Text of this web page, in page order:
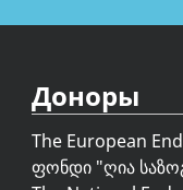
Доноры
The European
ფონდი "ღია